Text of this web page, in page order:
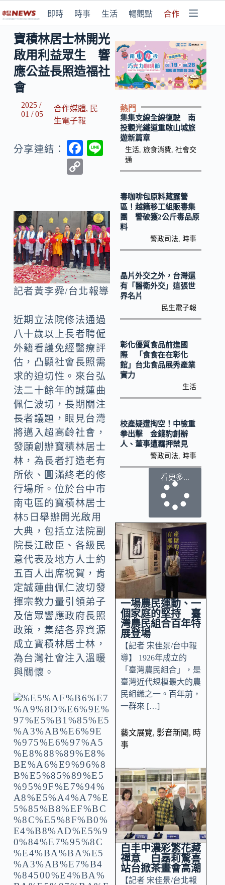
即時 時事 生活 暢觀點 合作媒體
寶積林居士林開光
啟用利益眾生 響
應公益長照造福社
會
2025 /
01 / 05
合作媒體, 民
生電子報
分享連結：
F
o
o
k
y
Li
n
k
記者黃李舜/台北報導
近期立法院修法通過
八十歲以上長者聘僱
外籍看護免經醫療評
估，凸顯社會長照需
求的迫切性。來台弘
法二十餘年的誠蓮曲
佩仁波切，長期關注
長者議題，眼見台灣
將邁入超高齡社會，
發願創辦寶積林居士
林，為長者打造老有
所依、圓滿終老的修
行場所。位於台中市
南屯區的寶積林居士
林5日舉辦開光啟用
大典，包括立法院副
院長江啟臣、各級民
意代表及地方人士約
五百人出席祝賀，肯
定誠蓮曲佩仁波切發
揮宗教力量引領弟子
及信眾響應政府長照
政策，集結各界資源
成立寶積林居士林，
為台灣社會注入溫暖
與關懷。
熱門
集集支線全線復駛 南
投觀光鐵道重啟山城旅
遊新篇章
生活, 旅食消費 社會交
通
毒咖啡包原料藏露營
區！越籍移工組販毒集
團 警破獲2公斤毒品原
料
警政司法 時事
晶片外交之外，台灣還
有「醫衛外交」這張世
界名片
民生電子報
彰化優質食品前進國
際 「食食在在彰化
館」台北食品展秀產業
實力
生活
校產疑遭掏空！中檢重
拳出擊 金錢豹創辦
人、董事遭羈押禁見
警政司法 時事
看更多...
一場農民運動、一
個家庭的堅持 臺
灣農民組合百年特
展登場
【記者 宋佳景/台中報
導】 1926年成立的
「臺灣農民組合」，是
臺灣近代規模最大的農
民組織之一。百年前，
一群來 […]
藝文展覽, 影音新聞, 時
事
白丰中濃彩繁花藏
禪意 白嘉莉驚喜
站台掀茶畫會高潮
【記者 宋佳景/台北報